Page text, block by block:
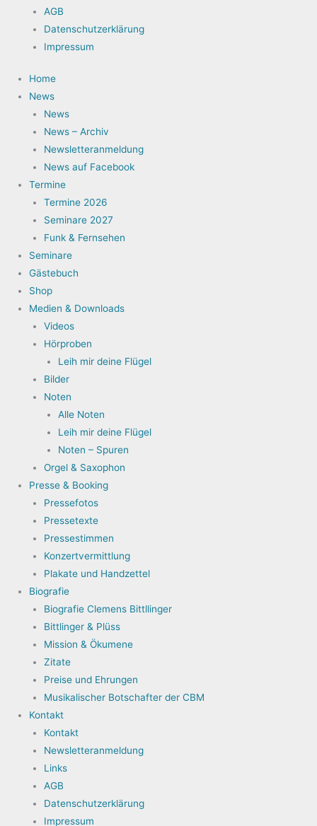
AGB
Datenschutzerklärung
Impressum
Home
News
News
News – Archiv
Newsletteranmeldung
News auf Facebook
Termine
Termine 2026
Seminare 2027
Funk & Fernsehen
Seminare
Gästebuch
Shop
Medien & Downloads
Videos
Hörproben
Leih mir deine Flügel
Bilder
Noten
Alle Noten
Leih mir deine Flügel
Noten – Spuren
Orgel & Saxophon
Presse & Booking
Pressefotos
Pressetexte
Pressestimmen
Konzertvermittlung
Plakate und Handzettel
Biografie
Biografie Clemens Bittllinger
Bittlinger & Plüss
Mission & Ökumene
Zitate
Preise und Ehrungen
Musikalischer Botschafter der CBM
Kontakt
Kontakt
Newsletteranmeldung
Links
AGB
Datenschutzerklärung
Impressum